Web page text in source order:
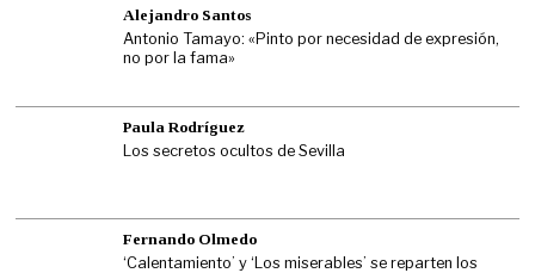
Alejandro Santos
Antonio Tamayo: «Pinto por necesidad de expresión,
no por la fama»
Paula Rodríguez
Los secretos ocultos de Sevilla
Fernando Olmedo
‘Calentamiento’ y ‘Los miserables’ se reparten los